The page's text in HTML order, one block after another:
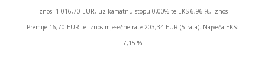
iznosi 1.016,70 EUR, uz kamatnu stopu 0,00% te EKS 6,96 %, iznos
Premije 16,70 EUR te iznos mjesečne rate 203,34 EUR (5 rata). Najveća EKS:
7,15 %